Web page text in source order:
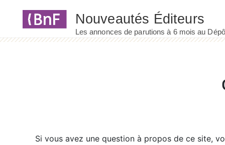
Si vous avez une question à propos de ce site,